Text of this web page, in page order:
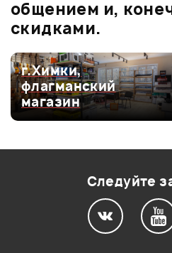
Оценка5
Оценка4
Оценка3
общением и,
скидками.
г.Химки,
флагманский
магазин
Следуйте